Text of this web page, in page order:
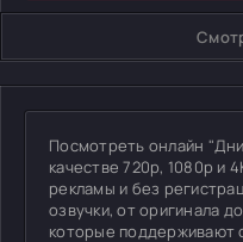
Посмотреть онлайн
качестве 720p, 1080p и
рекламы и без
озвучки, от оригинала
которые поддерживают